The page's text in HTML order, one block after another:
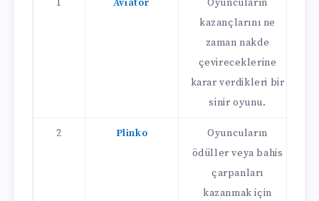
1 Aviator
Oyuncuların
kazançlarını ne
zaman nakde
çevireceklerine
karar verdikleri bir
sinir oyunu.
2 Plinko
Oyuncuların
ödüller veya bahis
çarpanları
kazanmak için